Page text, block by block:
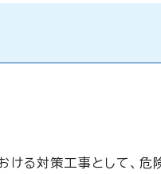
ける対策工事として、